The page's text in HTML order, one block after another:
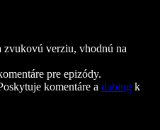
zvukovú verziu, vhodnú na
pre epizódy.
komentáre a dabing k